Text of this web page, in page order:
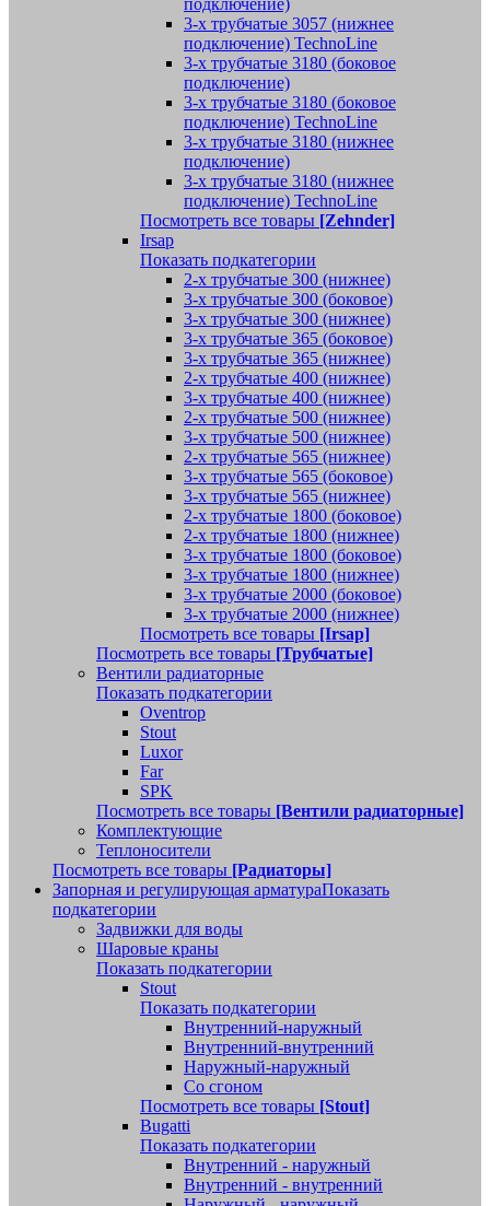
подключение)
3-х трубчатые 3057 (нижнее
подключение) TechnoLine
3-х трубчатые 3180 (боковое
подключение)
3-х трубчатые 3180 (боковое
подключение) TechnoLine
3-х трубчатые 3180 (нижнее
подключение)
3-х трубчатые 3180 (нижнее
подключение) TechnoLine
Посмотреть все товары [Zehnder]
Irsap
Показать подкатегории
2-х трубчатые 300 (нижнее)
3-х трубчатые 300 (боковое)
3-х трубчатые 300 (нижнее)
3-х трубчатые 365 (боковое)
3-х трубчатые 365 (нижнее)
2-х трубчатые 400 (нижнее)
3-х трубчатые 400 (нижнее)
2-х трубчатые 500 (нижнее)
3-х трубчатые 500 (нижнее)
2-х трубчатые 565 (нижнее)
3-х трубчатые 565 (боковое)
3-х трубчатые 565 (нижнее)
2-х трубчатые 1800 (боковое)
2-х трубчатые 1800 (нижнее)
3-х трубчатые 1800 (боковое)
3-х трубчатые 1800 (нижнее)
3-х трубчатые 2000 (боковое)
3-х трубчатые 2000 (нижнее)
Посмотреть все товары [Irsap]
Посмотреть все товары [Трубчатые]
Вентили радиаторные
Показать подкатегории
Oventrop
Stout
Luxor
Far
SPK
Посмотреть все товары [Вентили радиаторные]
Комплектующие
Теплоносители
Посмотреть все товары [Радиаторы]
Запорная и регулирующая арматураПоказать
подкатегории
Задвижки для воды
Шаровые краны
Показать подкатегории
Stout
Показать подкатегории
Внутренний-наружный
Внутренний-внутренний
Наружный-наружный
Со сгоном
Посмотреть все товары [Stout]
Bugatti
Показать подкатегории
Внутренний - наружный
Внутренний - внутренний